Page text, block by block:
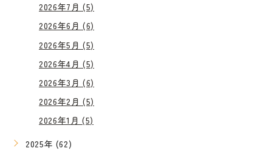
2026年7月 (5)
2026年6月 (6)
2026年5月 (5)
2026年4月 (5)
2026年3月 (6)
2026年2月 (5)
2026年1月 (5)
2025年 (62)